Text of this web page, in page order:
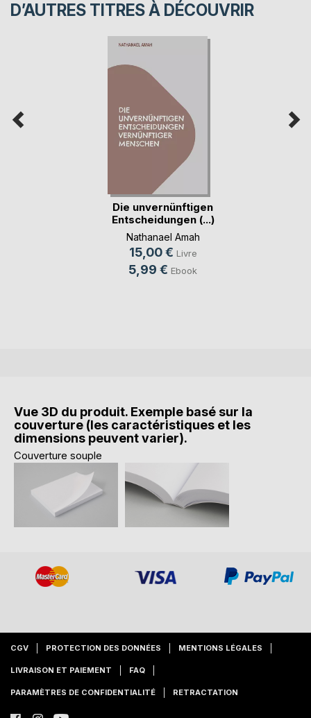
D’AUTRES TITRES À DÉCOUVRIR
Die unvernünftigen
Entscheidungen (...)
Nathanael Amah
15,00 € Livre
5,99 € Ebook
Vue 3D du produit. Exemple basé sur la
couverture (les caractéristiques et les
dimensions peuvent varier).
Couverture souple
CGV PROTECTION DES DONNÉES MENTIONS LÉGALES
LIVRAISON ET PAIEMENT FAQ
PARAMÈTRES DE CONFIDENTIALITÉ RETRACTATION